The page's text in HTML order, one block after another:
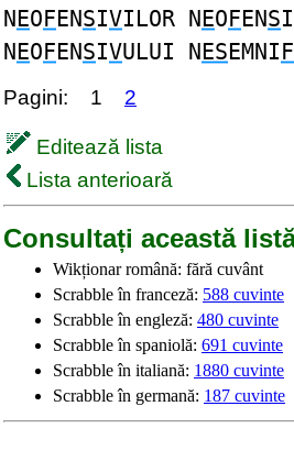
NEOFENSIVILOR NEOFENSI
NEOFENSIVULUI NESEMNIF
Pagini: 1 2
Editează lista
Lista anterioară
Consultați această
Wikționar română: fără cuvânt
Scrabble în franceză: 588 cuvinte
Scrabble în engleză: 480 cuvinte
Scrabble în spaniolă: 691 cuvinte
Scrabble în italiană: 1880 cuvinte
Scrabble în germană: 187 cuvinte